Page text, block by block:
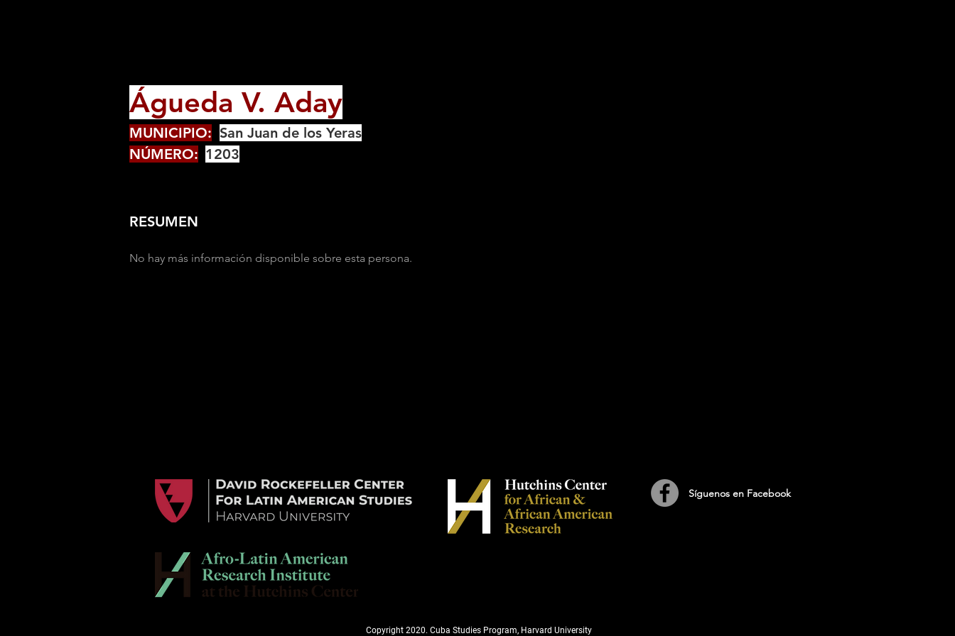
Águeda V. Aday
MUNICIPIO: San Juan de los Yeras
NÚMERO: 1203
RESUMEN
No hay más información disponible sobre esta persona.
​Síguenos en Facebook
Copyright 2020. Cuba Studies Program, Harvard University